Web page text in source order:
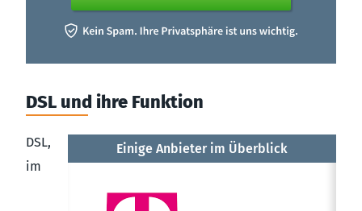
DSL und ihre Funktion
Einige Anbieter im Überblick
DSL,
im